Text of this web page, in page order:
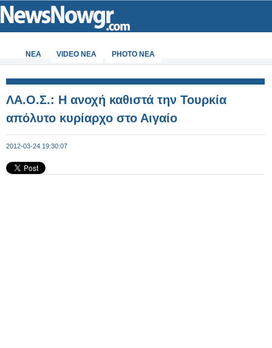
ΝΕΑ VIDEO NEA PHOTO NEA
ΛΑ.Ο.Σ.: Η ανοχή καθιστά την Τουρκία
απόλυτο κυρίαρχο στο Αιγαίο
2012-03-24 19:30:07